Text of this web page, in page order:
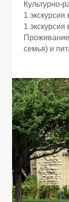
Культурно-
1
1
семья) и